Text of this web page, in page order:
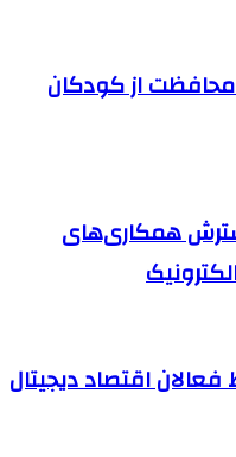
محافظت از کودکان
همکاری‌های
اقتصاد دیجیتال